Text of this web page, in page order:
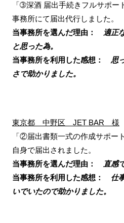
「➂深酒 届出手続きフルサポー
事務所にて届出代行しました。
当事務所を選んだ理由：
適正
と思った為。
当事務所を利用した感想：
思
さで助かりました。
東京都 中野区 JET BAR 様
「②届出書類一式の作成サポー
自身で届出されました。
当事務所を選んだ理由：
直感
当事務所を利用した感想：
仕
いでいたので助かりました。